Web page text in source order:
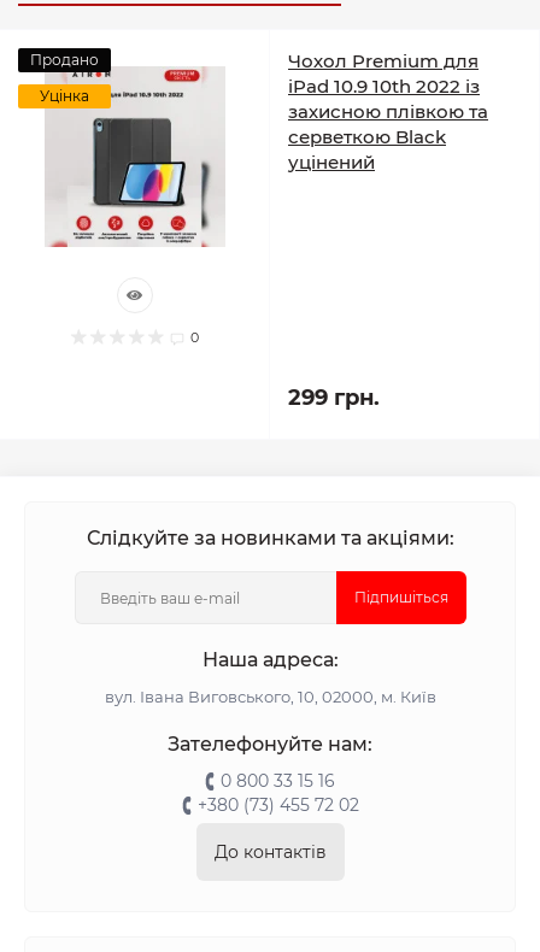
Продано
Уцінка
0
Чохол Premium для
iPad 10.9 10th 2022 із
захисною плівкою та
серветкою Black
уцінений
299 грн.
Слідкуйте за новинками та акціями:
Підпишіться
Наша адреса:
вул. Івана Виговського, 10, 02000, м. Київ
Зателефонуйте нам:
0 800 33 15 16
+380 (73) 455 72 02
До контактів